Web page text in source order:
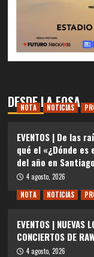
DESDE LA FOSA
NOTA NOTICIAS
EVENTOS | De las
qué el «¿Dónde
del año en Santiago
4 agosto, 2026
NOTA
NOTICIAS
EVENTOS | NUEVAS
CONCIERTOS DE
4 agosto, 2026